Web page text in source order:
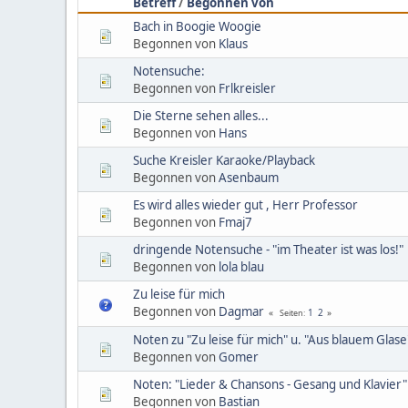
Bach in Boogie Woogie
Begonnen von Klaus
Notensuche:
Begonnen von Frlkreisler
Die Sterne sehen alles...
Begonnen von Hans
Suche Kreisler Karaoke/Playback
Begonnen vonAsenbaum
Es wird alles wieder gut , Herr Professor
Begonnen von Fmaj7
dringende Notensuche - "im Theater ist was los!"
Begonnen von lola blau
Zu leise für mich
Begonnen von Dagmar Seiten 1 2
Noten zu "Zu leise für mich" u. "Aus blauem
Begonnen vonGomer
Noten: "Lieder & Chansons - Gesang und Klavier"
Begonnen von Bastian